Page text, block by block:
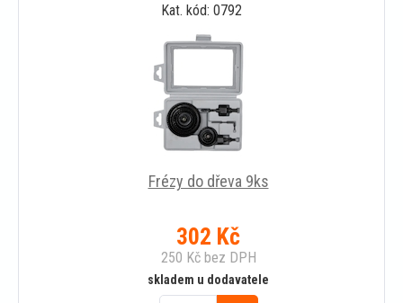
košíku
Kat. kód: 0792
Frézy do dřeva 9ks
302 Kč
250 Kčbez DPH
skladem u dodavatele